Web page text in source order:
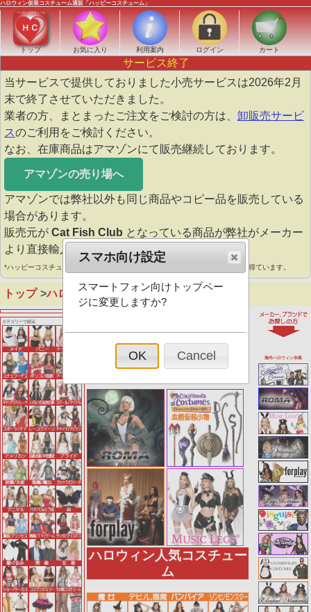
ハロウィン仮装コスチューム通販「ハッピーコスチューム」
トップ お気に入り 利用案内 ログイン カート
サービス終了
当サービスで提供しておりました小売サービスは2026年2月
末で終了させていただきました。
業者の方、まとまったご注文をご検討の方は、 卸販売サービ
スのご利用をご検討ください。
なお、在庫商品はアマゾンにて販売継続しております。
アマゾンの売り場へ
アマゾンでは弊社以外も同じ商品やコピー品を販売している
場合があります。
販売元が Cat Fish Club となっている商品が弊社がメーカー
より直接輸入販売している商品となります。
*ハッピーコスチュームは、Amazonアソシエイトとして適格販売により収入を得ています。
トップ ハロウィン
カテゴリーで絞込
海外ハロウィン衣装
ーナーへようこそ
ハロウィン人気コスチュー
ム
スマホ向け設定
スマートフォン向けトップペー
ジに変更しますか?
OK Cancel